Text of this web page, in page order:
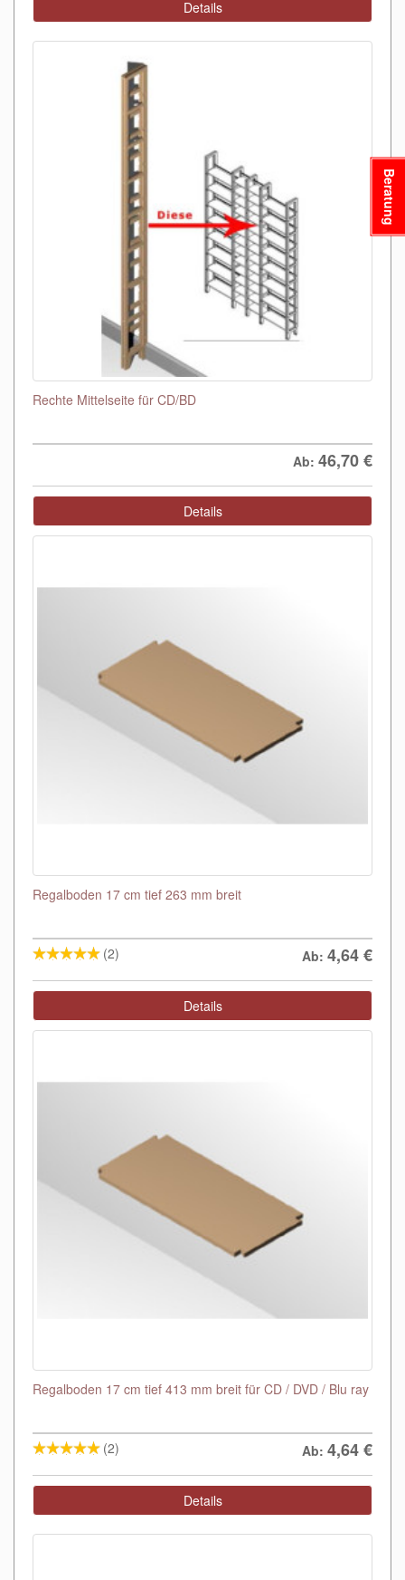
Details
Rechte Mittelseite für CD/BD
Ab: 46,70€
Details
Regalboden 17 cm tief 263 mm breit
(2) Ab: 4,64€
Details
Regalboden 17 cm tief 413 mm breit für CD / DVD / Blu ray
(2) Ab: 4,64€
Details
Beratung